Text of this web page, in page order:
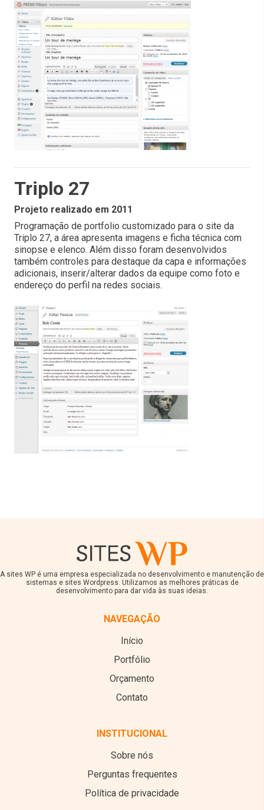
Triplo 27
Projeto realizado em 2011
Programação de portfolio customizado para o site da
Triplo 27, a área apresenta imagens e ficha técnica com
sinopse e elenco. Além disso foram desenvolvidos
também controles para destaque da capa e informações
adicionais, inserir/alterar dados da equipe como foto e
endereço do perfil na redes sociais.
A sites WP é uma empresa especializada no desenvolvimento e manutenção de
sistemas e sites Wordpress. Utilizamos as melhores práticas de
desenvolvimento para dar vida às suas ideias.
NAVEGAÇÃO
Início
Portfólio
Orçamento
Contato
INSTITUCIONAL
Sobre nós
Perguntas frequentes
Política de privacidade